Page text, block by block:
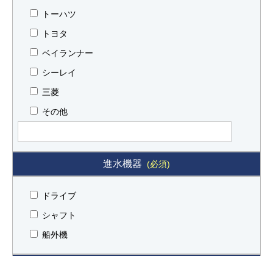
トーハツ
トヨタ
ベイランナー
シーレイ
三菱
その他
進水機器 (必須)
ドライブ
シャフト
船外機